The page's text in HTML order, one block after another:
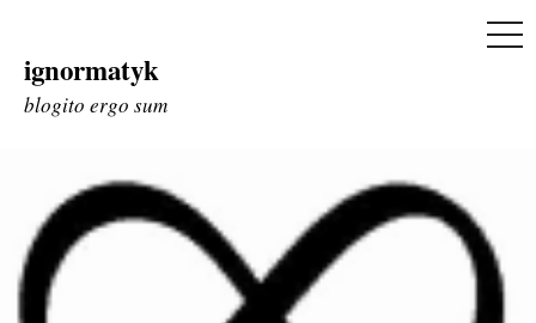
Skip
to
ignormatyk
blogito ergo sum